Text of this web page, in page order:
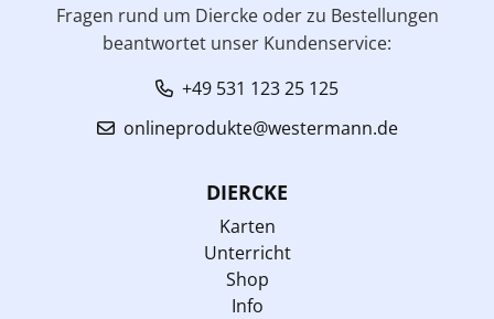
Fragen rund um Diercke oder zu Bestellungen
beantwortet unser Kundenservice:
+49 531 123 25 125
onlineprodukte@westermann.de
DIERCKE
Karten
Unterricht
Shop
Info